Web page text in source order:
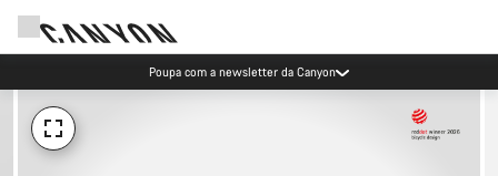
Poupa com a newsletter da Canyon